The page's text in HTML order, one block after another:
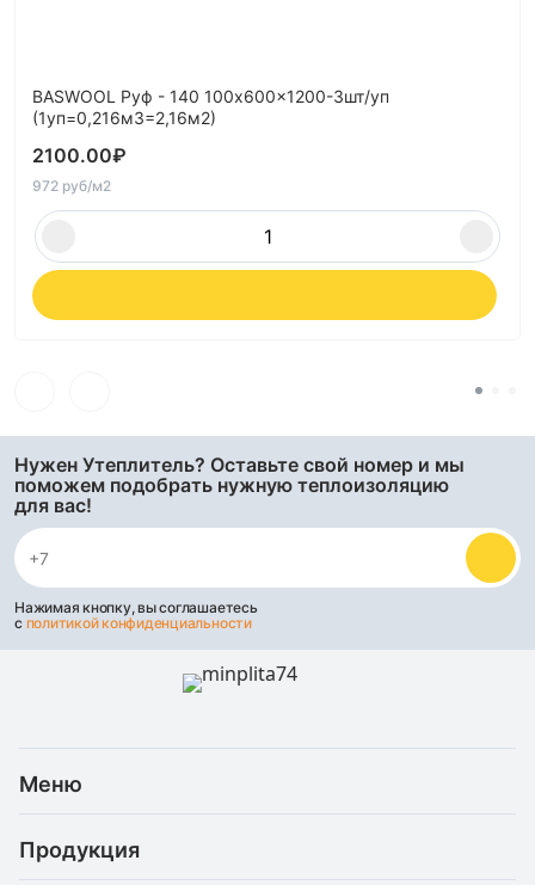
BASWOOL Руф - 140 100x600x1200-3шт/уп
(1уп=0,216м3=2,16м2)
2100.00₽
972 руб/м2
Нужен Утеплитель? Оставьте свой номер и мы
поможем подобрать нужную теплоизоляцию
для вас!
Нажимая кнопку, вы соглашаетесь
с политикой конфиденциальности
Меню
Услуги
Продукция